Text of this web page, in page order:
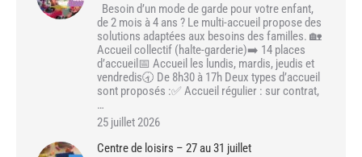
Besoin d’un mode de garde pour votre enfant,
de 2 mois à 4 ans ? Le multi-accueil propose des
solutions adaptées aux besoins des familles. 🏡
Accueil collectif (halte-garderie)➡️ 14 places
d’accueil📅 Accueil les lundis, mardis, jeudis et
vendredis🕣 De 8h30 à 17h Deux types d’accueil
sont proposés :✅ Accueil régulier : sur contrat,
…
25 juillet 2026
Centre de loisirs – 27 au 31 juillet